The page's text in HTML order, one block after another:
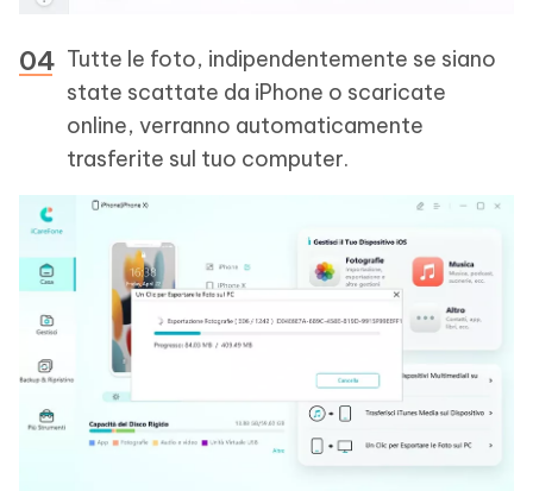
Tutte le foto, indipendentemente se siano
state scattate da iPhone o scaricate
online, verranno automaticamente
trasferite sul tuo computer.